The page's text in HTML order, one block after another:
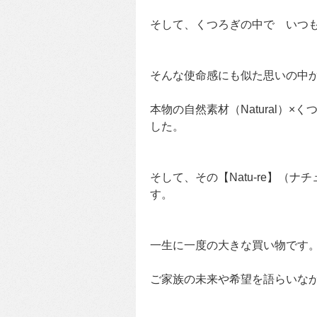
そして、くつろぎの中で いつ
そんな使命感にも似た思いの中
本物の自然素材（Natural）×
した。
そして、その【Natu-re】（ナ
す。
一生に一度の大きな買い物です
ご家族の未来や希望を語らいな